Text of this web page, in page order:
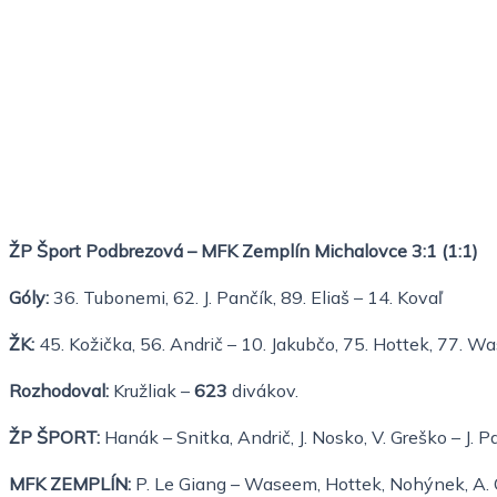
ŽP Šport Podbrezová – MFK Zemplín Michalovce 3:1 (1:1)
Góly: 36. Tubonemi, 62. J. Pančík, 89. Eliaš – 14. Kovaľ
ŽK: 45. Kožička, 56. Andrič – 10. Jakubčo, 75. Hottek, 77.
Rozhodoval: Kružliak – 623 divákov.
ŽP ŠPORT: Hanák – Snitka, Andrič, J. Nosko, V. Greško – J.
MFK ZEMPLÍN: P. Le Giang – Waseem, Hottek, Nohýnek, A.